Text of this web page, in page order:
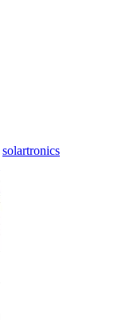
solartronics